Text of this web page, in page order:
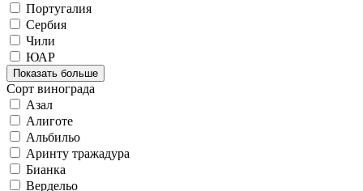
Португалия
Сербия
Чили
ЮАР
Показать больше
Сорт винограда
Азал
Алиготе
Альбильо
Аринту тражадура
Бианка
Вердельо